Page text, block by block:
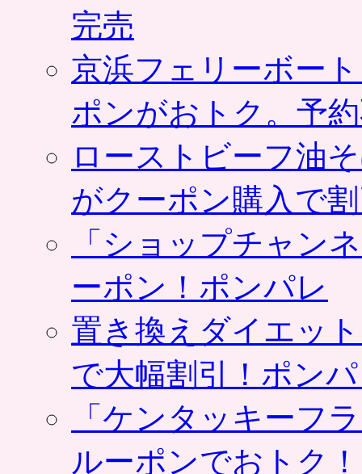
完売
京浜フェリーボー
ポンがおトク。予
ローストビーフ油
がクーポン購入で
「ショップチャン
ーポン！ポンパレ
置き換えダイエッ
で大幅割引！ポン
「ケンタッキーフ
ルーポンでおトク！